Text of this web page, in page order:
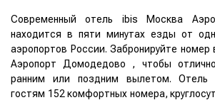
Современный отель ibis Москва
находится в пяти минутах езды от
аэропортов России. Забронируйте
Аэропорт Домодедово , чтобы
ранним или поздним вылетом. Отель
гостям 152 комфортных номера,